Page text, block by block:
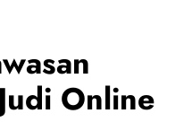
Online